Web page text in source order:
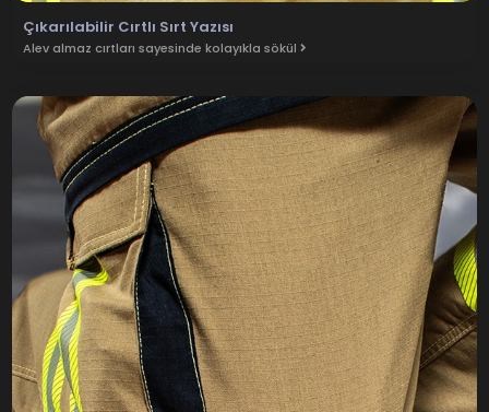
Çıkarılabilir Cırtlı Sırt Yazısı
Alev almaz cırtları sayesinde kolayıkla sökül